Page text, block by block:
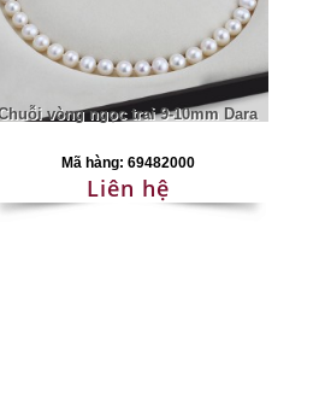
vòng ngọc trai 9-10mm Dara
Mã hàng: 69482000
Liên hệ